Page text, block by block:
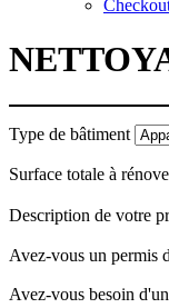
Type de bâtiment
Surface totale à
Description de votre
Avez-vous un permis
Avez-vous besoin